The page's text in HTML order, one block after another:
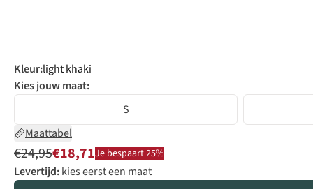
Kleur:light khaki
Kies jouw maat:
S
Maattabel
€24,95€18,71Je bespaart 25%
Levertijd:kies eerst een maat